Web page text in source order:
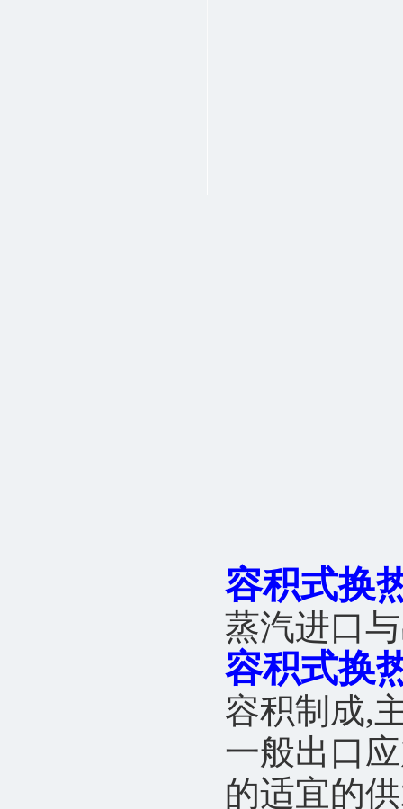
容积式换
蒸汽进口
容积式换
容积制成,
一般出口
的适宜的